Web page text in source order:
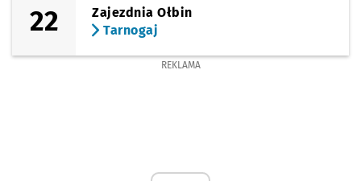
22
Zajezdnia Ołbin
Tarnogaj
REKLAMA